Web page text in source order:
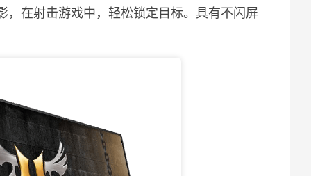
在射击游戏中，轻松锁定目标。具有不闪屏